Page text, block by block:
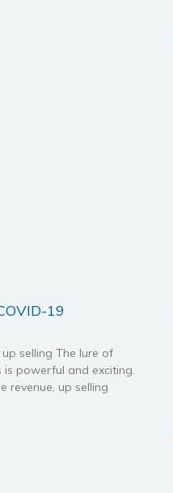
19
selling The lure of
powerful and exciting.
revenue, up selling